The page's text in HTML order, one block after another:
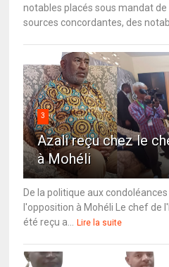
notables placés sous mandat
sources concordantes, des
3
Azali reçu chez le
à Mohéli
De la politique aux
l'opposition à Mohéli Le chef de
été reçu a...
Lire la suite